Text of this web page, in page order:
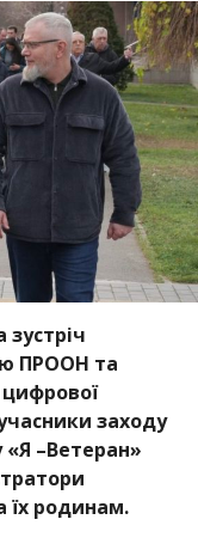
ПРООН та
заходу
«Я –Ветеран»
їх родинам.